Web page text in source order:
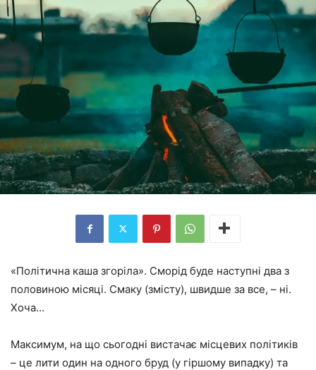
«Політична каша згоріла». Сморід буде наступні два з
половиною місяці. Смаку (змісту), швидше за все, – ні.
Хоча…
Максимум, на що сьогодні вистачає місцевих політиків
– це лити один на одного бруд (у гіршому випадку) та